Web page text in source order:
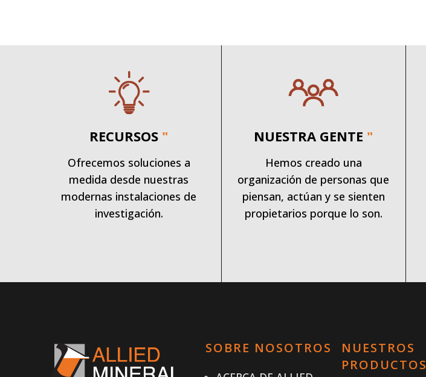
RECURSOS "
Ofrecemos soluciones a
medida desde nuestras
modernas instalaciones de
investigación.
NUESTRA GENTE "
Hemos creado una
organización de personas que
piensan, actúan y se sienten
propietarios porque lo son.
SOBRE NOSOTROS
NUESTROS
PRODUCTOS